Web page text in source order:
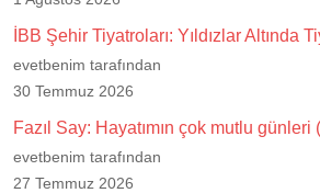
İBB Şehir Tiyatroları: Yıldızlar Altında
evetbenim tarafından
30 Temmuz 2026
Fazıl Say: Hayatımın çok mutlu
evetbenim tarafından
27 Temmuz 2026